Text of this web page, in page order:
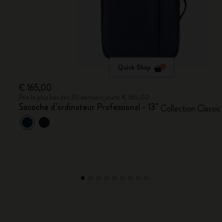
Quick Shop
€ 165,00
Sacoche d’ordinateur Professional - 13" Collection